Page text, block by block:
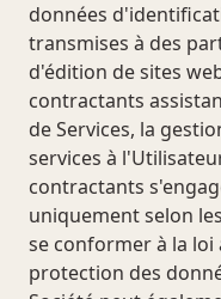
données
transmises à des
d'édition de sites
contractants
de Services, la
services à
contractants
uniquement selon
se conformer à la
protection des